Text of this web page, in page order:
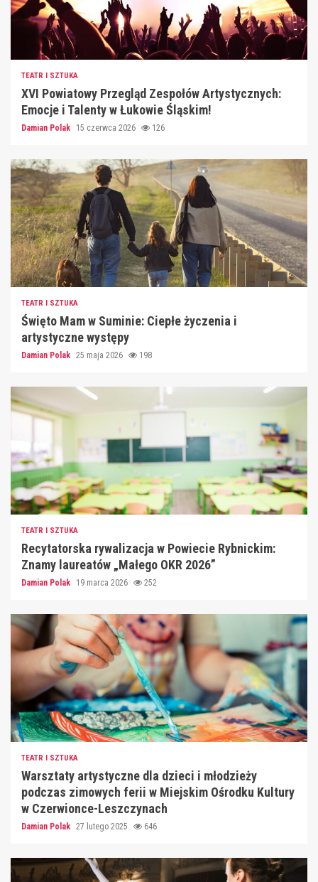
TEATR I SZTUKA
XVI Powiatowy Przegląd Zespołów Artystycznych:
Emocje i Talenty w Łukowie Śląskim!
Damian Polak 15 czerwca 2026 126
TEATR I SZTUKA
Święto Mam w Suminie: Ciepłe życzenia i
artystyczne występy
Damian Polak 25 maja 2026 198
TEATR I SZTUKA
Recytatorska rywalizacja w Powiecie Rybnickim:
Znamy laureatów „Małego OKR 2026”
Damian Polak 19 marca 2026 252
TEATR I SZTUKA
Warsztaty artystyczne dla dzieci i młodzieży
podczas zimowych ferii w Miejskim Ośrodku Kultury
w Czerwionce-Leszczynach
Damian Polak 27 lutego 2025 646